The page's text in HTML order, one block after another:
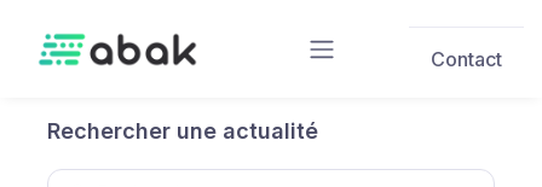
Contact
Rechercher une actualité